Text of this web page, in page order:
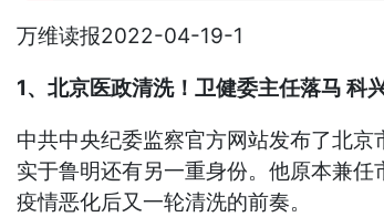
万维读报2022-04-19-1
1、北京医政清洗！卫健委主任落马 科
中共中央纪委监察官方网站发布了北
实于鲁明还有另一重身份。他原本兼
疫情恶化后又一轮清洗的前奏。